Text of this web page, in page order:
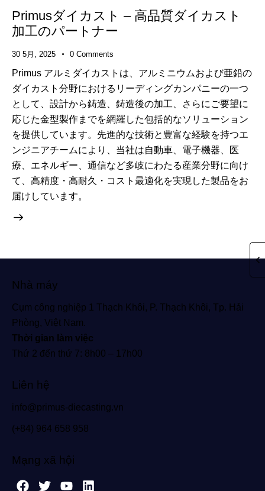
Primusダイカスト – 高品質ダイカスト
加工のパートナー
30 5月, 2025 0 Comments
Primus アルミダイカストは、アルミニウムおよび亜鉛の
ダイカスト分野におけるリーディングカンパニーの一つ
として、設計から鋳造、鋳造後の加工、さらにご要望に
応じた金型製作までを網羅した包括的なソリューション
を提供しています。先進的な技術と豊富な経験を持つエ
ンジニアチームにより、当社は自動車、電子機器、医
療、エネルギー、通信など多岐にわたる産業分野に向け
て、高精度・高耐久・コスト最適化を実現した製品をお
届けしています。
Nhà máy
Cụm công nghiệp 1 Thạch Khôi, P. Thạch Khôi, Tp. Hải
Phòng, Việt Nam.
Thời gian làm việc
Thứ 2 đến thứ 7: 8h00 – 17h00
Liên hệ
info@primus-diecasting.vn
(+84) 964 658 958
Mạng xã hội